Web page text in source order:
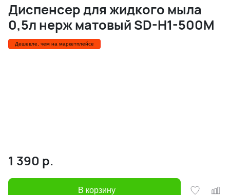
Диспенсер для жидкого мыла
0,5л нерж матовый SD-H1-500M
Дешевле, чем на маркетплейсе
1 390 р.
В корзину